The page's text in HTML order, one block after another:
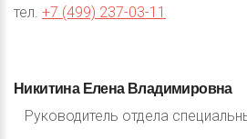
тел. +7 (499) 237-03-11
Никитина ЕленаВладимировна
Руководитель отдела